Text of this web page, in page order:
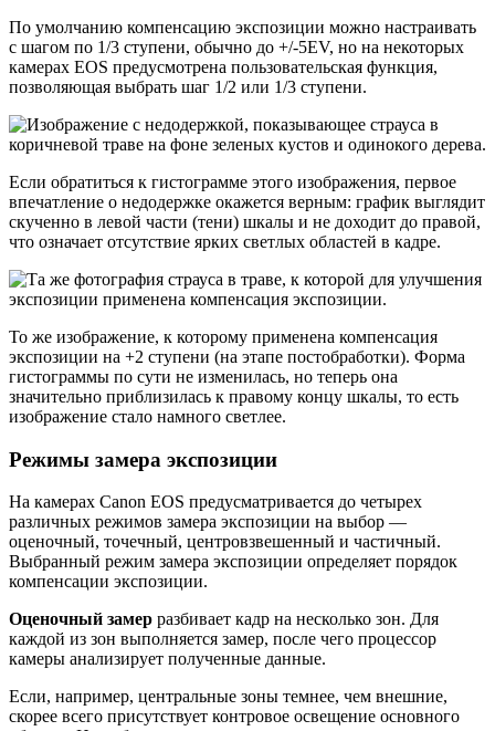
По умолчанию компенсацию экспозиции можно настраивать
с шагом по 1/3 ступени, обычно до +/-5EV, но на некоторых
камерах EOS предусмотрена пользовательская функция,
позволяющая выбрать шаг 1/2 или 1/3 ступени.
Если обратиться к гистограмме этого изображения, первое
впечатление о недодержке окажется верным: график выглядит
скученно в левой части (тени) шкалы и не доходит до правой,
что означает отсутствие ярких светлых областей в кадре.
То же изображение, к которому применена компенсация
экспозиции на +2 ступени (на этапе постобработки). Форма
гистограммы по сути не изменилась, но теперь она
значительно приблизилась к правому концу шкалы, то есть
изображение стало намного светлее.
Режимы замера экспозиции
На камерах Canon EOS предусматривается до четырех
различных режимов замера экспозиции на выбор —
оценочный, точечный, центровзвешенный и частичный.
Выбранный режим замера экспозиции определяет порядок
компенсации экспозиции.
Оценочный замер разбивает кадр на несколько зон. Для
каждой из зон выполняется замер, после чего процессор
камеры анализирует полученные данные.
Если, например, центральные зоны темнее, чем внешние,
скорее всего присутствует контровое освещение основного